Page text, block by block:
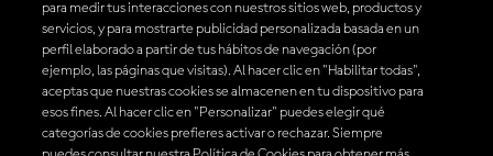
Descarga la aplicación oficial de MotoGP™
para medir tus interacciones con nuestros sitios web, productos y
servicios, y para mostrarte publicidad personalizada basada en un
perfil elaborado a partir de tus hábitos de navegación (por
ejemplo, las páginas que visitas). Al hacer clic en "Habilitar todas",
aceptas que nuestras cookies se almacenen en tu dispositivo para
esos fines. Al hacer clic en "Personalizar" puedes elegir qué
categorías de cookies prefieres activar o rechazar. Siempre